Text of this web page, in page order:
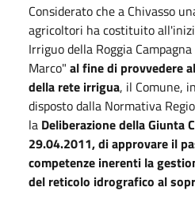
Considerato che a Chivasso
agricoltori ha costituito
Irriguo della Roggia
Marco" al fine di provvedere
della rete irrigua, il Comune,
disposto dalla Normativa
la Deliberazione della Giunta
29.04.2011,di approvare il
competenze inerenti la
del reticolo idrografico al